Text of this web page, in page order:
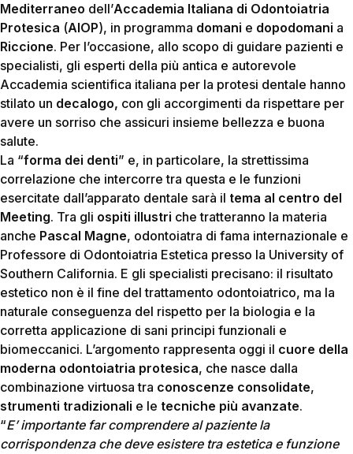
Mediterraneo dell’Accademia Italiana di Odontoiatria
Protesica (AIOP), in programma domani e dopodomani a
Riccione. Per l’occasione, allo scopo di guidare pazienti e
specialisti, gli esperti della più antica e autorevole
Accademia scientifica italiana per la protesi dentale hanno
stilato un decalogo, con gli accorgimenti da rispettare per
avere un sorriso che assicuri insieme bellezza e buona
salute.
La “forma dei denti” e, in particolare, la strettissima
correlazione che intercorre tra questa e le funzioni
esercitate dall’apparato dentale sarà il tema al centro del
Meeting. Tra gli ospiti illustri che tratteranno la materia
anche Pascal Magne, odontoiatra di fama internazionale e
Professore di Odontoiatria Estetica presso la University of
Southern California. E gli specialisti precisano: il risultato
estetico non è il fine del trattamento odontoiatrico, ma la
naturale conseguenza del rispetto per la biologia e la
corretta applicazione di sani principi funzionali e
biomeccanici. L’argomento rappresenta oggi il cuore della
moderna odontoiatria protesica, che nasce dalla
combinazione virtuosa tra conoscenze consolidate,
strumenti tradizionali e le tecniche più avanzate.
“E’ importante far comprendere al paziente la
corrispondenza che deve esistere tra estetica e funzione